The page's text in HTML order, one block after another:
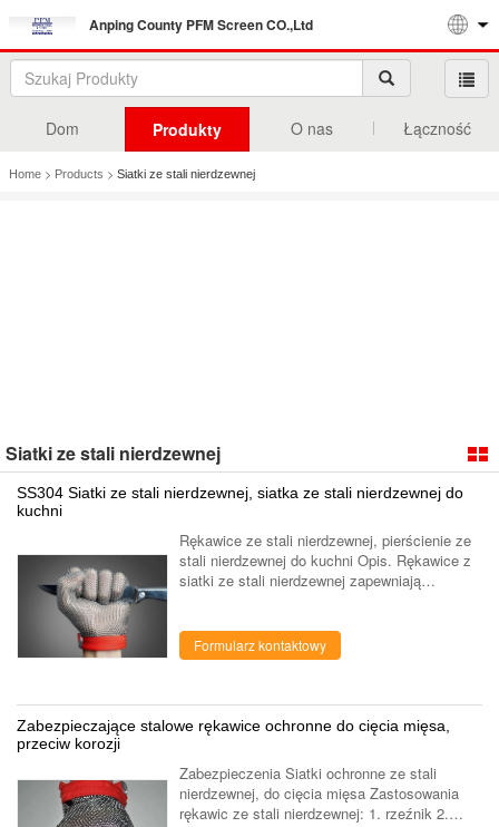
Anping County PFM Screen CO.,Ltd
Dom Produkty O nas Łączność
Home > Products > Siatki ze stali nierdzewnej
Siatki ze stali nierdzewnej
SS304 Siatki ze stali nierdzewnej, siatka ze stali nierdzewnej do
kuchni
Rękawice ze stali nierdzewnej, pierścienie ze
stali nierdzewnej do kuchni Opis. Rękawice z
siatki ze stali nierdzewnej zapewniają
...
Formularz kontaktowy
Zabezpieczające stalowe rękawice ochronne do cięcia mięsa,
przeciw korozji
Zabezpieczenia Siatki ochronne ze stali
nierdzewnej, do cięcia mięsa Zastosowania
rękawic ze stali nierdzewnej: 1. rzeźnik 2.